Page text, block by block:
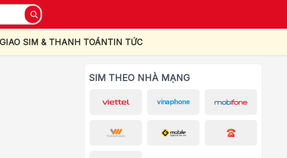
GIAO SIM & THANH TOÁNTIN TỨC
SIM THEO NHÀ MẠNG